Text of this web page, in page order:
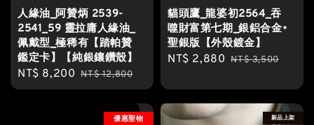
人緣油_阿贊炳 2539-
2541_59 靈拉庸人緣油_
佩戴型_極稀有【踏帕贊
鑑定卡】【純銀鑲鑽殼】
Sale
price
NT$ 8,200 Regular
price
NT$ 12,800
貓頭鷹_龍婆初2564_吞
噬財富第七期_銀鋁合金•
聖銀版【外殼鍍金】
Sale
NT$ 2,880 Regular
NT$ 3,500
優惠聖物 新品上架